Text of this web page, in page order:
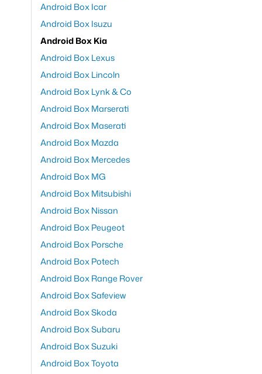
Android Box Icar
Android Box Isuzu
Android Box Kia
Android Box Lexus
Android Box Lincoln
Android Box Lynk & Co
Android Box Marserati
Android Box Maserati
Android Box Mazda
Android Box Mercedes
Android Box MG
Android Box Mitsubishi
Android Box Nissan
Android Box Peugeot
Android Box Porsche
Android Box Potech
Android Box Range Rover
Android Box Safeview
Android Box Skoda
Android Box Subaru
Android Box Suzuki
Android Box Toyota